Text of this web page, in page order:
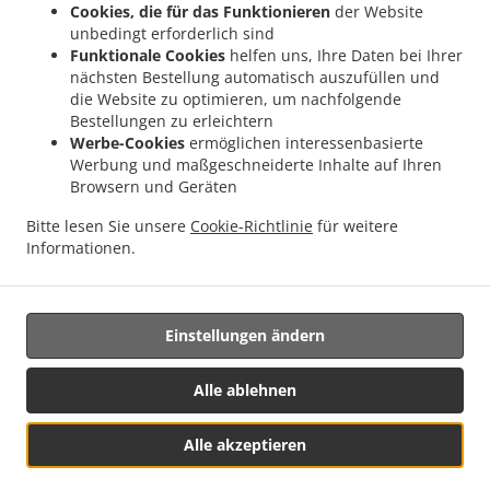
Cookies, die für das Funktionieren der Website
unbedingt erforderlich sind
Funktionale Cookies helfen uns, Ihre Daten bei Ihrer
nächsten Bestellung automatisch auszufüllen und
die Website zu optimieren, um nachfolgende
Bestellungen zu erleichtern
Werbe-Cookies ermöglichen interessenbasierte
Werbung und maßgeschneiderte Inhalte auf Ihren
Browsern und Geräten
Bitte lesen Sie unsere Cookie-Richtlinie für weitere
Informationen.
Alle akzeptieren
Alle ablehnen
Einstellungen ändern
Lieferservice Geratskirchen Haneck
. Pizza Lieferservice Geratskirchen
Lieferservice Pleiskirchen Neuerding . Pizza Lieferservice Pleiskirchen Altsberg
Lieferservice Pleiskirchen Laibeng
. Pizza Lieferservice Pleiskirchen Ruhnstetten
Pizza Lieferservice Pleiskirchen Furth . Pizza Lieferservice Pleiskirchen Willhartsberg
Pizza Lieferservice Pleiskirchen Wilhartsberg . Pizza Lieferservice Pleiskirchen Walln
Pizza Lieferservice Pleiskirchen Wolfsgrub . Pizza Lieferservice Pleiskirchen
Lieferservice Postmünster Neuhofen
. .
Reischach Arbing . Pizza Lieferservice Reischach Stockwimm . Pizza Lieferservice
.
zum mitnehmen und zum Liefern
Unterstützt von:
Gastro&IT Solutions Wittenberg | service@gastrokassen.bayern |